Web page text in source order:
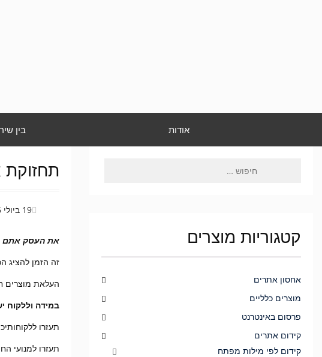
אודות בין
תחזוקת
19 ביולי 2016
את העסק אתם
זה הזמן להציג
העלאת מוצרים
במידה וללקוח
תעזרו
תעזרו למנועי
קטגוריות מוצרים
אחסון אתרים
מוצרים כלליים
פרסום באינטרנט
קידום אתרים
קידום לפי מילות מפתח